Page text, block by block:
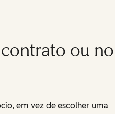
contrato ou no
em vez de escolher uma